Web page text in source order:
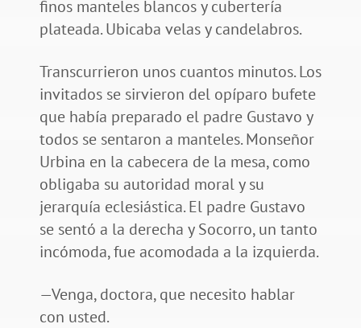
finos manteles blancos y cubertería
plateada. Ubicaba velas y candelabros.
Transcurrieron unos cuantos minutos. Los
invitados se sirvieron del opíparo bufete
que había preparado el padre Gustavo y
todos se sentaron a manteles. Monseñor
Urbina en la cabecera de la mesa, como
obligaba su autoridad moral y su
jerarquía eclesiástica. El padre Gustavo
se sentó a la derecha y Socorro, un tanto
incómoda, fue acomodada a la izquierda.
—Venga, doctora, que necesito hablar
con usted.